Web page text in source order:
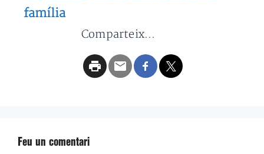
família
Comparteix...
Feu un comentari